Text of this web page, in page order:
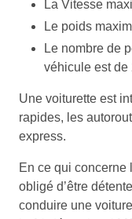
La Vitesse
Le poids
Le nombre de
véhicule est de
Une voiturette est
rapides, les
express.
En ce qui concerne
obligé d’être
conduire une